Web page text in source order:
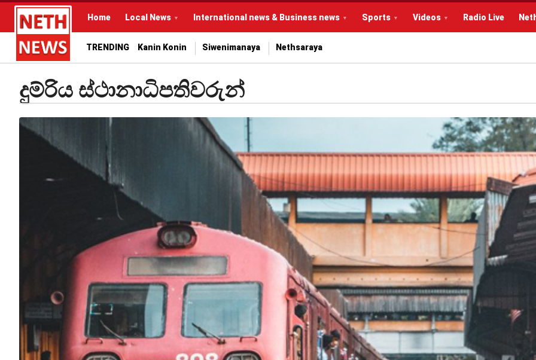
Home Local News International news & Business news Sports Videos Radio Live
TRENDING Kanin Konin Siwenimanaya Nethsaraya
දුම්රිය ස්ථානාධිපතිවරුන්